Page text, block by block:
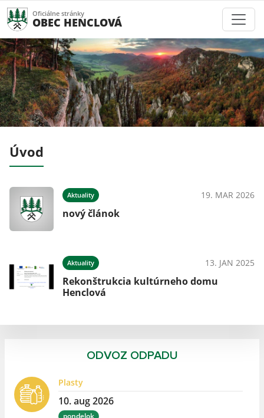
Oficiálne stránky
OBEC HENCLOVÁ
Úvod
Aktuality 19. MAR 2026
nový článok
Aktuality 13. JAN 2025
Rekonštrukcia kultúrneho domu
Henclová
ODVOZ ODPADU
Plasty
10. aug 2026
pondelok